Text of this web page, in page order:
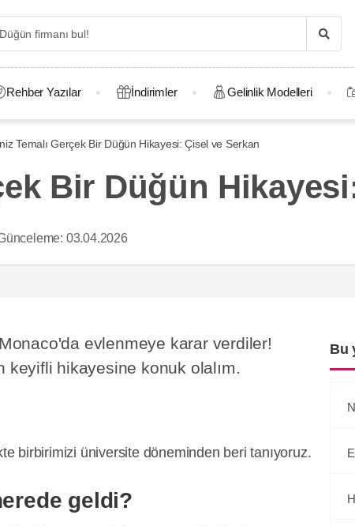
Rehber Yazılar İndirimler Gelinlik Modelleri
Temalı Gerçek Bir Düğün Hikayesi: Çisel ve Serkan
Bir Düğün
03.04.2026
evlenmeye karar verdiler!
keyifli hikayesine konuk olalım.
birbirimizi üniversite döneminden beri tanıyoruz.
geldi?
Bu